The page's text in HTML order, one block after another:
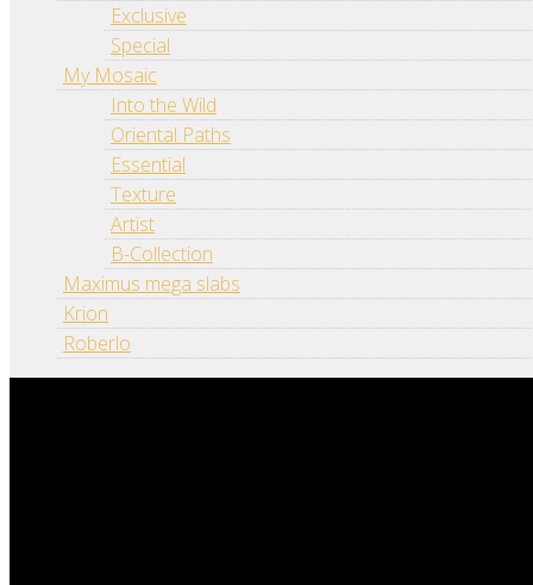
Exclusive
Special
My Mosaic
Into the Wild
Oriental Paths
Essential
Texture
Artist
B-Collection
Maximus mega slabs
Krion
Roberlo